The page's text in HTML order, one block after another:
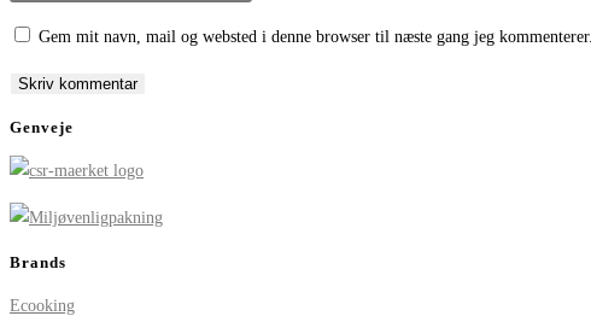
totoURL
Gem mit navn, mail og websted i denne browser til næste gang jeg kommenterer.
Genveje
Brands
Ecooking